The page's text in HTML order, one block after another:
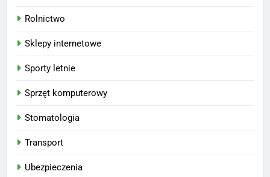
Rolnictwo
Sklepy internetowe
Sporty letnie
Sprzęt komputerowy
Stomatologia
Transport
Ubezpieczenia